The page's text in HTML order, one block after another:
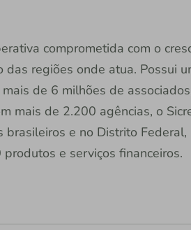
comprometida com o
regiões onde atua. Possui
de 6 milhões de
mais de 2.200 agências, o
e no Distrito Federal,
e serviços financeiros.